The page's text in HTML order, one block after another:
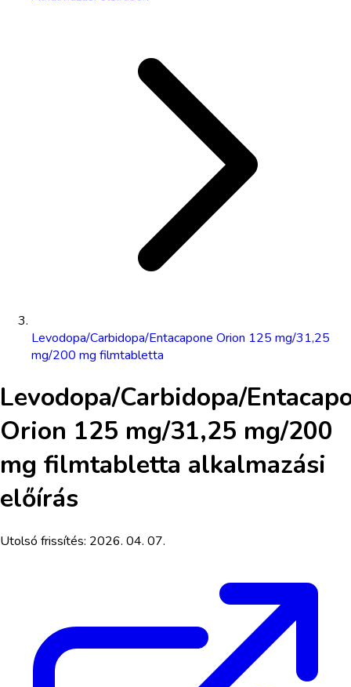
Levodopa/Carbidopa/Entacapone Orion 125 mg/31,25
mg/200 mg filmtabletta
Levodopa/Carbidopa/
Orion 125 mg/31,25 mg/200
mg filmtabletta alkalmazási
előírás
Utolsó frissítés: 2026. 04. 07.